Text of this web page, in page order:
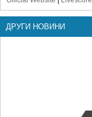
ДРУГИ НОВИНИ